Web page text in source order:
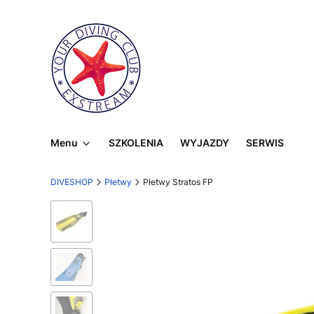
Menu SZKOLENIA WYJAZDY SERWIS
DIVESHOP Płetwy Płetwy Stratos FP